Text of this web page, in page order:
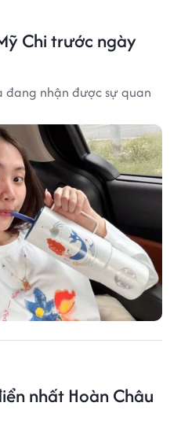
Chi trước ngày
đang nhận được sự quan
nhất Hoàn Châu